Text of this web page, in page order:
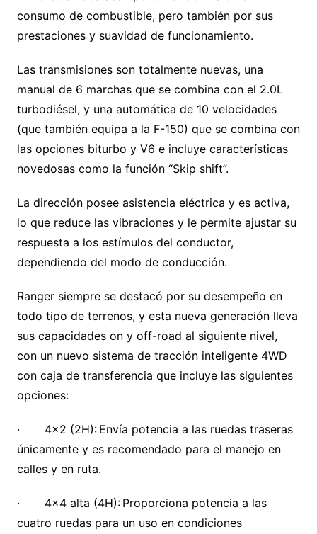
consumo de combustible, pero también por sus
prestaciones y suavidad de funcionamiento.
Las transmisiones son totalmente nuevas, una
manual de 6 marchas que se combina con el 2.0L
turbodiésel, y una automática de 10 velocidades
(que también equipa a la F-150) que se combina con
las opciones biturbo y V6 e incluye características
novedosas como la función “Skip shift”.
La dirección posee asistencia eléctrica y es activa,
lo que reduce las vibraciones y le permite ajustar su
respuesta a los estímulos del conductor,
dependiendo del modo de conducción.
Ranger siempre se destacó por su desempeño en
todo tipo de terrenos, y esta nueva generación lleva
sus capacidades on y off-road al siguiente nivel,
con un nuevo sistema de tracción inteligente 4WD
con caja de transferencia que incluye las siguientes
opciones:
· 4×2 (2H): Envía potencia a las ruedas traseras
únicamente y es recomendado para el manejo en
calles y en ruta.
· 4×4 alta (4H): Proporciona potencia a las
cuatro ruedas para un uso en condiciones